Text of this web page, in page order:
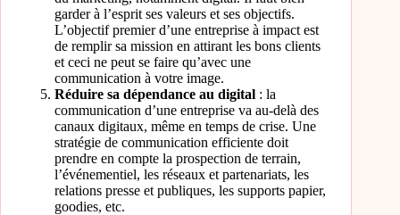
garder à l’esprit ses valeurs et ses objectifs.
L’objectif premier d’une entreprise à impact est
de remplir sa mission en attirant les bons clients
et ceci ne peut se faire qu’avec une
communication à votre image.
Réduire sa dépendance au digital : la
communication d’une entreprise va au-delà des
canaux digitaux, même en temps de crise. Une
stratégie de communication efficiente doit
prendre en compte la prospection de terrain,
l’événementiel, les réseaux et partenariats, les
relations presse et publiques, les supports papier,
goodies, etc.